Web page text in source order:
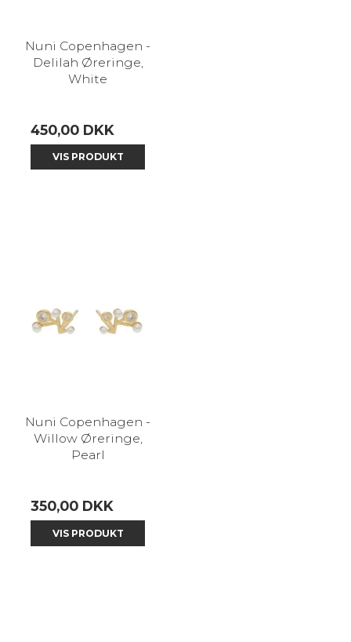
Nuni Copenhagen -
Delilah Øreringe,
White
450,00 DKK
VIS PRODUKT
Nuni Copenhagen -
Willow Øreringe,
Pearl
350,00 DKK
VIS PRODUKT